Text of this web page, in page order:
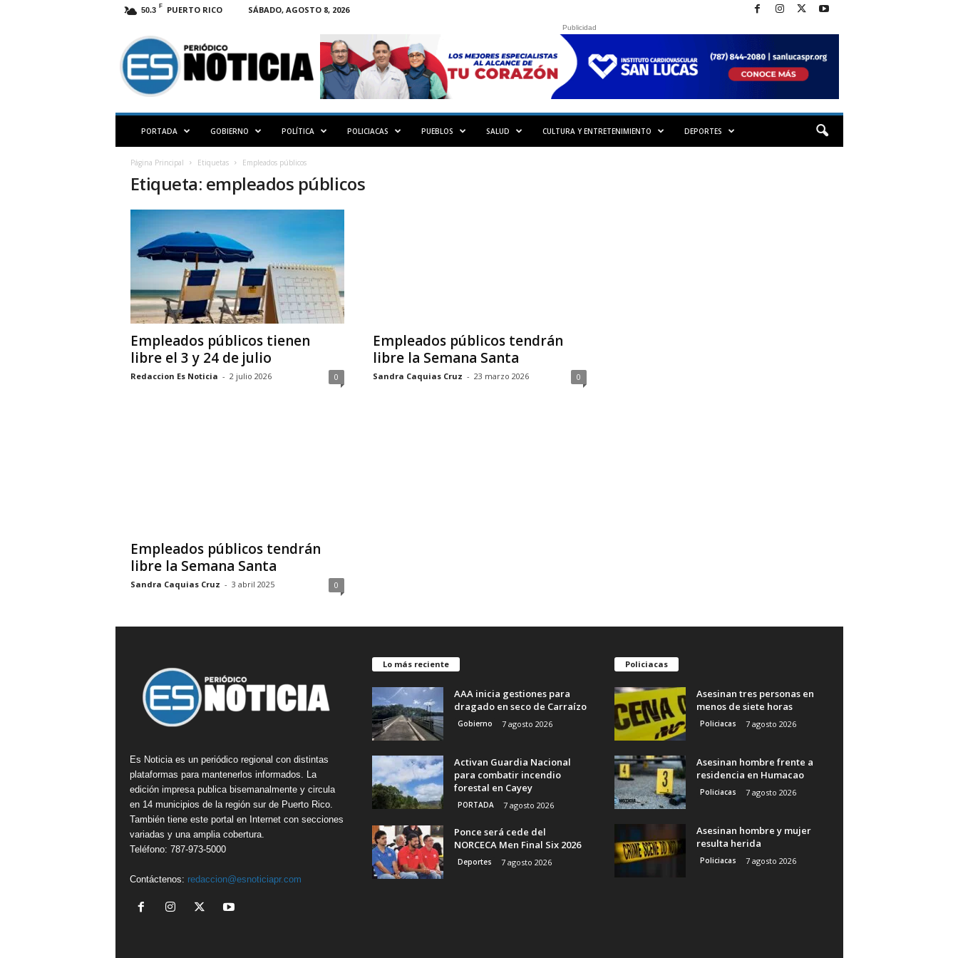
50.3 F PUERTO RICO SÁBADO, AGOSTO 8, 2026
S
N
O
Publicidad
PORTADA GOBIERNO POLÍTICA POLICIACAS PUEBLOS SALUD CULTURA Y ENTRETENIMIENTO DEPORTES
Página Principal Etiquetas Empleados públicos
Etiqueta: empleados públicos
Empleados públicos tienen
libre el 3 y 24 de julio
Redaccion Es Noticia - 2 julio 2026 0
Empleados públicos tendrán
libre la Semana Santa
Sandra Caquias Cruz - 23 marzo 2026 0
Empleados públicos tendrán
libre la Semana Santa
Sandra Caquias Cruz - 3 abril 2025 0
Es Noticia es un periódico regional con distintas
plataformas para mantenerlos informados. La
edición impresa publica bisemanalmente y circula
en 14 municipios de la región sur de Puerto Rico.
También tiene este portal en Internet con secciones
variadas y una amplia cobertura.
Teléfono: 787-973-5000
Contáctenos: redaccion@esnoticiapr.com
Lo más reciente
AAA inicia gestiones para
dragado en seco de Carraízo
Gobierno 7 agosto 2026
Activan Guardia Nacional
para combatir incendio
forestal en Cayey
PORTADA 7 agosto 2026
Ponce será cede del
NORCECA Men Final Six 2026
Deportes 7 agosto 2026
Policiacas
Asesinan tres personas en
menos de siete horas
Policiacas 7 agosto 2026
Asesinan hombre frente a
residencia en Humacao
Policiacas 7 agosto 2026
Asesinan hombre y mujer
resulta herida
Policiacas 7 agosto 2026